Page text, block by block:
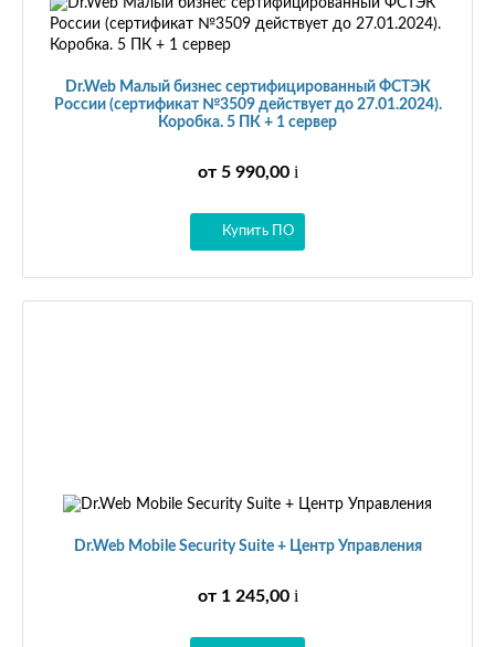
Dr.Web Малый бизнес сертифицированный ФСТЭК
России (сертификат №3509 действует до 27.01.2024).
Коробка. 5 ПК + 1 сервер
от 5 990,00 i
Купить ПО
Dr.Web Mobile Security Suite + Центр Управления
от 1 245,00 i